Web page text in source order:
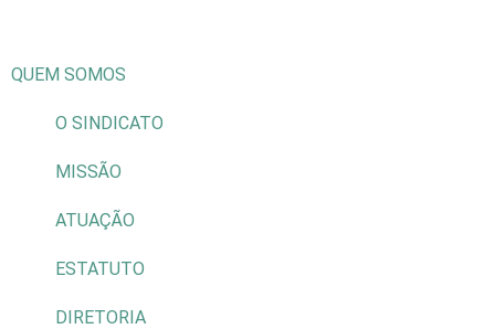
QUEM SOMOS
O SINDICATO
MISSÃO
ATUAÇÃO
ESTATUTO
DIRETORIA